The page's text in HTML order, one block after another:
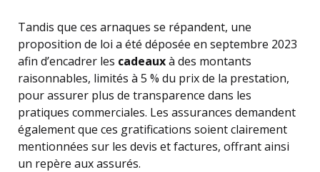
Tandis que ces arnaques se répandent, une
proposition de loi a été déposée en septembre 2023
afin d’encadrer les cadeauxà des montants
raisonnables, limités à 5 % du prix de la prestation,
pour assurer plus de transparence dans les
pratiques commerciales. Les assurances demandent
également que ces gratifications soient clairement
mentionnées sur les devis et factures, offrant ainsi
un repère aux assurés.